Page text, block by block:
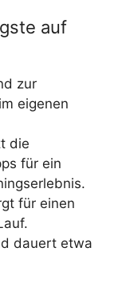
auf
zur
eigenen
die
für ein
für einen
dauert etwa